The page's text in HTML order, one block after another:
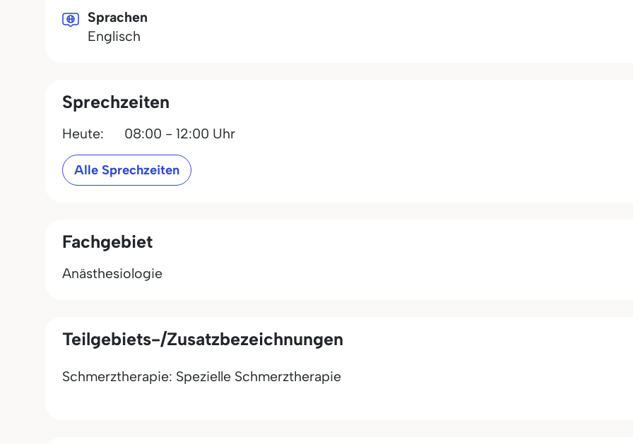
Sprachen
Englisch
Sprechzeiten
Heute: 08:00 - 12:00 Uhr
Alle Sprechzeiten
Fachgebiet
Anästhesiologie
Teilgebiets-/Zusatzbezeichnungen
Schmerztherapie: Spezielle Schmerztherapie